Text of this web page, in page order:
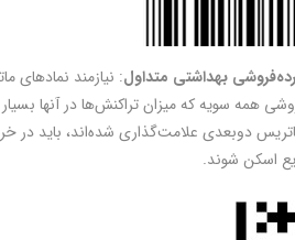
بهداشتی متداول: نیازمند نمادهای
همه ­سویه­ كه ميزان تراكنش‌ها در آنها
دوبعدی علامت‌گذاری شده‌اند، باید در
اسكن شوند.